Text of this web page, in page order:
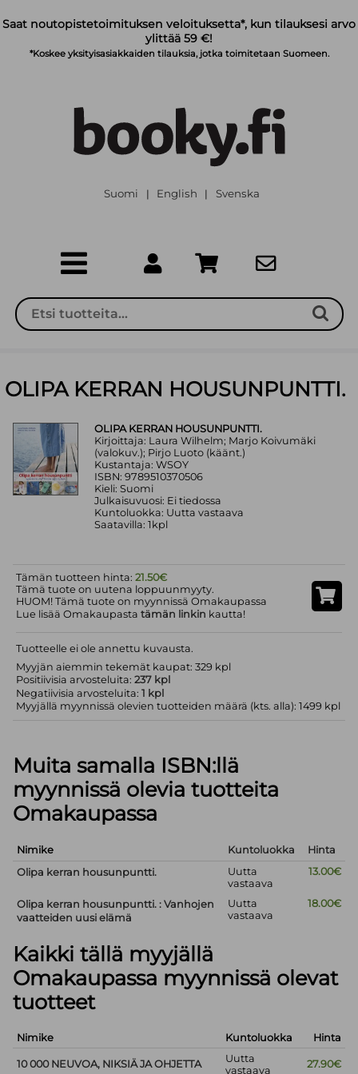
Saat noutopistetoimituksen veloituksetta*, kun tilauksesi arvo
ylittää 59 €!
*Koskee yksityisasiakkaiden tilauksia, jotka toimitetaan Suomeen.
Suomi | English | Svenska
OLIPA KERRAN HOUSUNPUNTTI.
OLIPA KERRAN HOUSUNPUNTTI.
Kirjoittaja: Laura Wilhelm; Marjo Koivumäki
(valokuv.); Pirjo Luoto (käänt.)
Kustantaja: WSOY
ISBN: 9789510370506
Kieli: Suomi
Julkaisuvuosi: Ei tiedossa
Kuntoluokka: Uutta vastaava
Saatavilla: 1kpl
Tämän tuotteen hinta:21.50€
Tämä tuote on uutena loppuunmyyty.
HUOM! Tämä tuote on myynnissä Omakaupassa
Lue lisää Omakaupastatämän linkin kautta!
Tuotteelle ei ole annettu kuvausta.
Myyjän aiemmin tekemät kaupat: 329 kpl
Positiivisia arvosteluita:237 kpl
Negatiivisia arvosteluita:1 kpl
Myyjällä myynnissä olevien tuotteiden määrä (kts. alla): 1499 kpl
Muita samalla ISBN:llä
myynnissä olevia tuotteita
Omakaupassa
Nimike Kuntoluokka
Hinta
Olipa kerran housunpuntti.
Uutta
vastaava
13.00€
Olipa kerran housunpuntti. : Vanhojen
vaatteiden uusi elämä
Uutta
vastaava
18.00€
Kaikki tällä myyjällä
Omakaupassa myynnissä olevat
tuotteet
Nimike Kuntoluokka Hinta
10 000 NEUVOA, NIKSIÄ JA OHJETTA
Uutta
vastaava
27.90€